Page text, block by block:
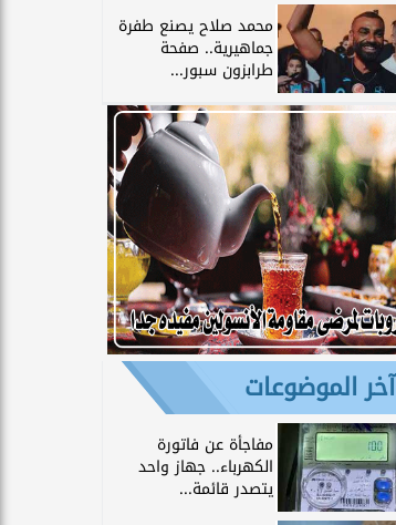
محمد صلاح يصنع طفرة
جماهيرية.. صفحة
طرابزون سبور...
آخر الموضوعات
مفاجأة عن فاتورة
الكهرباء.. جهاز واحد
يتصدر قائمة...